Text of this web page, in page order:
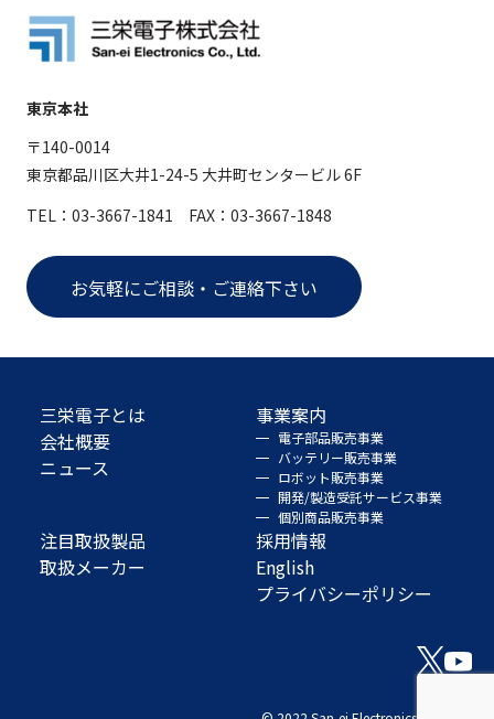
東京本社
〒140-0014
東京都品川区大井1-24-5 大井町センタービル 6F
TEL：03-3667-1841 FAX：03-3667-1848
お気軽にご相談・ご連絡下さい
三栄電子とは
会社概要
ニュース
事業案内
電子部品販売事業
バッテリー販売事業
ロボット販売事業
開発/製造受託サービス事業
個別商品販売事業
注目取扱製品
取扱メーカー
採用情報
English
プライバシーポリシー